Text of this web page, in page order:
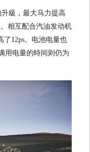
級，最大马力提高
相互配合汽油发动机
了12ps。电池电量也
用电量的時间则仍为